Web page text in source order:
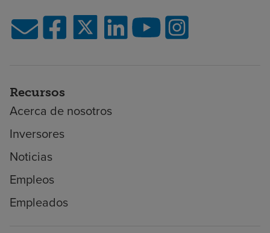
Recursos
Acerca de nosotros
Inversores
Noticias
Empleos
Empleados